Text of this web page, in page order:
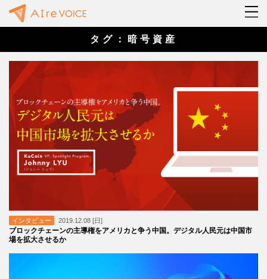
タグ：暗号資産
インタビュー 2019.12.08 [日]
ブロックチェーンの主導権をアメリカと争う中国。デジタル人民元は中国市
場を拡大させるか